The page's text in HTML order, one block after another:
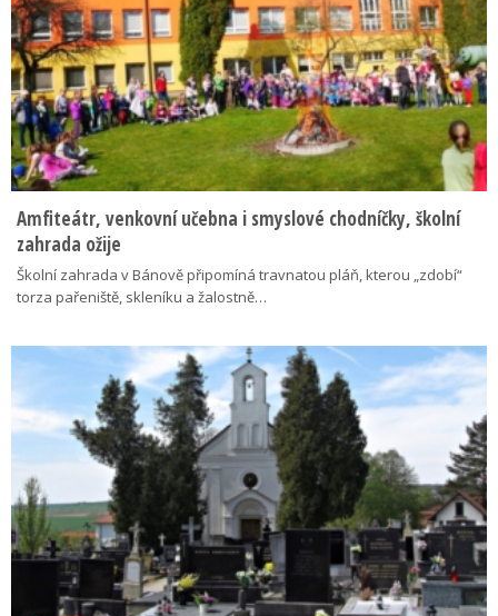
Amfiteátr, venkovní učebna i smyslové chodníčky, školní
zahrada ožije
Školní zahrada v Bánově připomíná travnatou pláň, kterou „zdobí“
torza pařeniště, skleníku a žalostně…